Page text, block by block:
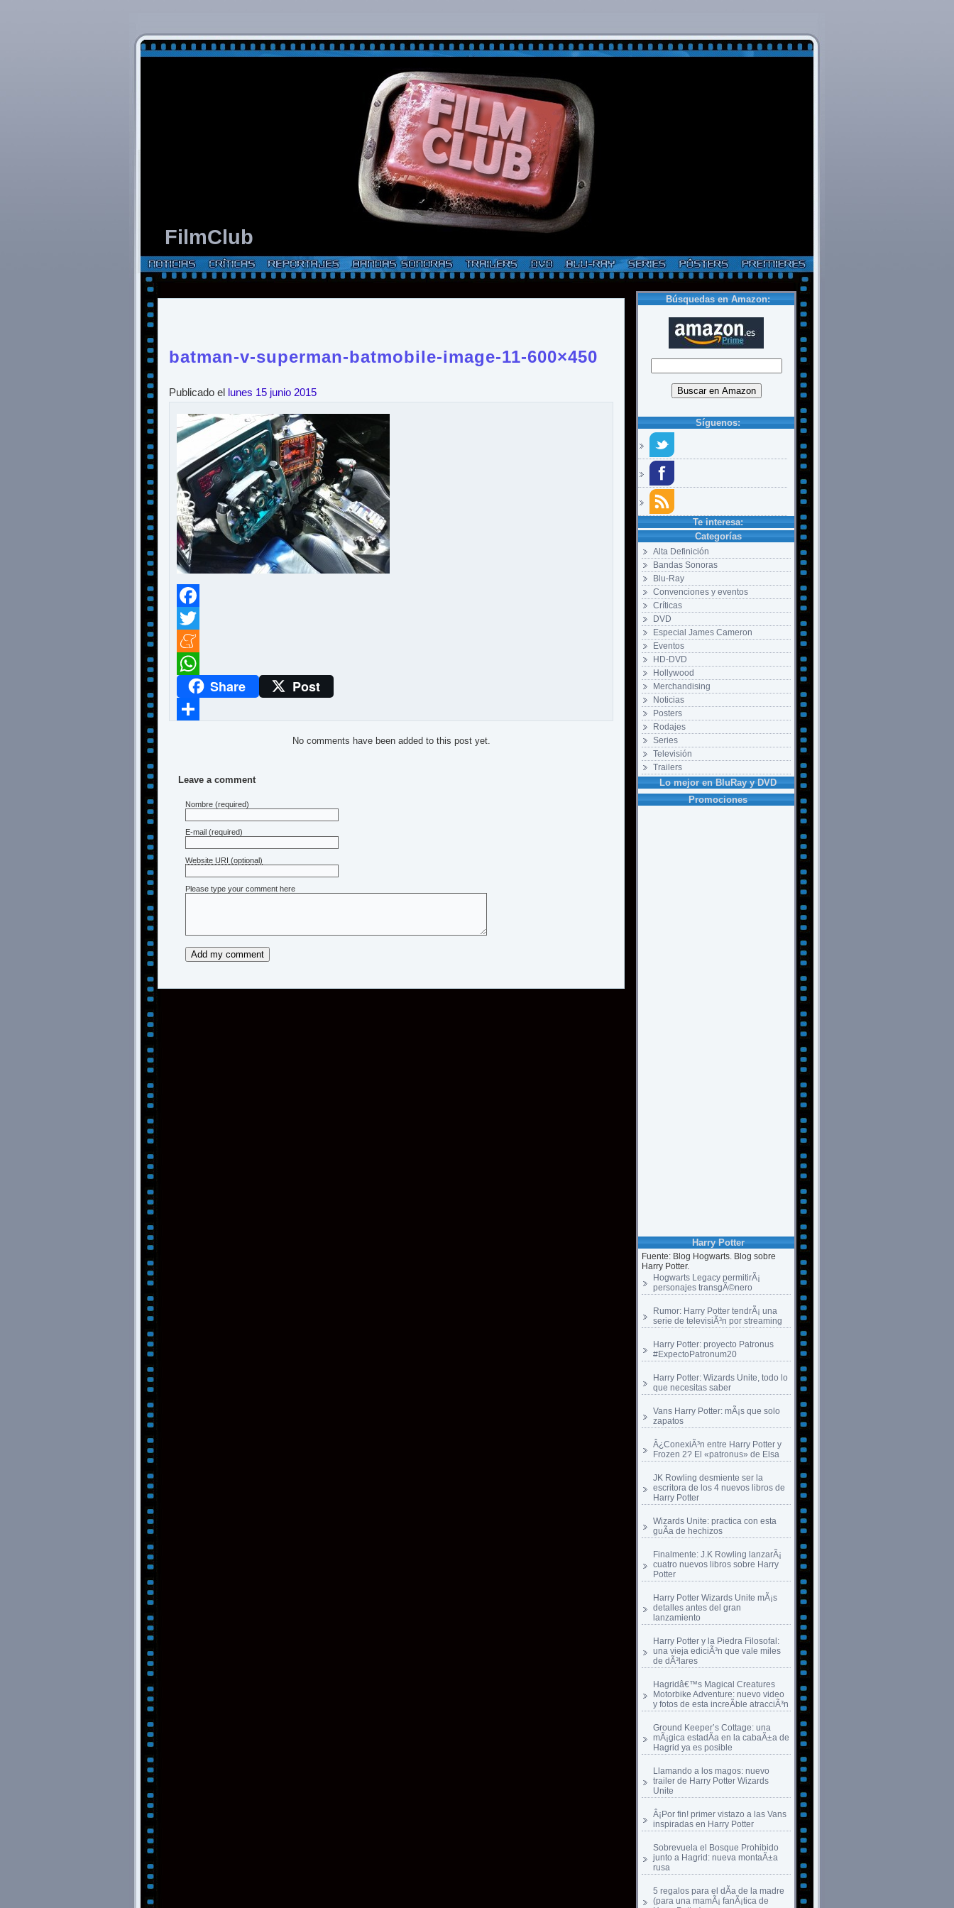
FilmClub
Búsquedas en Amazon:
Síguenos:
Te interesa:
Categorías
Alta Definición
Bandas Sonoras
Blu-Ray
Convenciones y eventos
Críticas
DVD
Especial James Cameron
Eventos
HD-DVD
Hollywood
Merchandising
Noticias
Posters
Rodajes
Series
Televisión
Trailers
Lo mejor en BluRay y DVD
Promociones
Harry Potter
Fuente: Blog Hogwarts. Blog sobre
Harry Potter.
Hogwarts Legacy permitirÃ¡
personajes transgÃ©nero
Rumor: Harry Potter tendrÃ¡ una
serie de televisiÃ³n por streaming
Harry Potter: proyecto Patronus
#ExpectoPatronum20
Harry Potter: Wizards Unite, todo lo
que necesitas saber
Vans Harry Potter: mÃ¡s que solo
zapatos
Â¿ConexiÃ³n entre Harry Potter y
Frozen 2? El «patronus» de Elsa
JK Rowling desmiente ser la
escritora de los 4 nuevos libros de
Harry Potter
Wizards Unite: practica con esta
guÃ­a de hechizos
Finalmente: J.K Rowling lanzarÃ¡
cuatro nuevos libros sobre Harry
Potter
Harry Potter Wizards Unite mÃ¡s
detalles antes del gran
lanzamiento
Harry Potter y la Piedra Filosofal:
una vieja ediciÃ³n que vale miles
de dÃ³lares
Hagridâ€™s Magical Creatures
Motorbike Adventure: nuevo video
y fotos de esta increÃ­ble atracciÃ³n
Ground Keeper’s Cottage: una
mÃ¡gica estadÃ­a en la cabaÃ±a de
Hagrid ya es posible
Llamando a los magos: nuevo
trailer de Harry Potter Wizards
Unite
Â¡Por fin! primer vistazo a las Vans
inspiradas en Harry Potter
Sobrevuela el Bosque Prohibido
junto a Hagrid: nueva montaÃ±a
rusa
5 regalos para el dÃ­a de la madre
(para una mamÃ¡ fanÃ¡tica de
batman-v-superman-batmobile-image-11-600×450
Publicado el lunes 15 junio 2015
Facebook
Twitter
Meneame
WhatsAppShare Post
No comments have been added to this post yet.
Leave a comment
Nombre (required)
E-mail (required)
Website URI (optional)
Please type your comment here